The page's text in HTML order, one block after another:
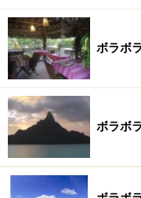
French Polynesia
TEL+689. 60.78.88
FAX +689.60.78.89
日本からの問い合わせ
※記事内容は執筆時点の
い。
※海外を訪れる際には最
ホームページ」を確認す
ださい。
ボラボ
ボラボ